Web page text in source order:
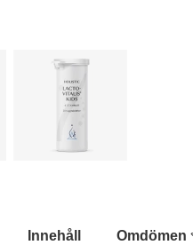
Innehåll Omdömen